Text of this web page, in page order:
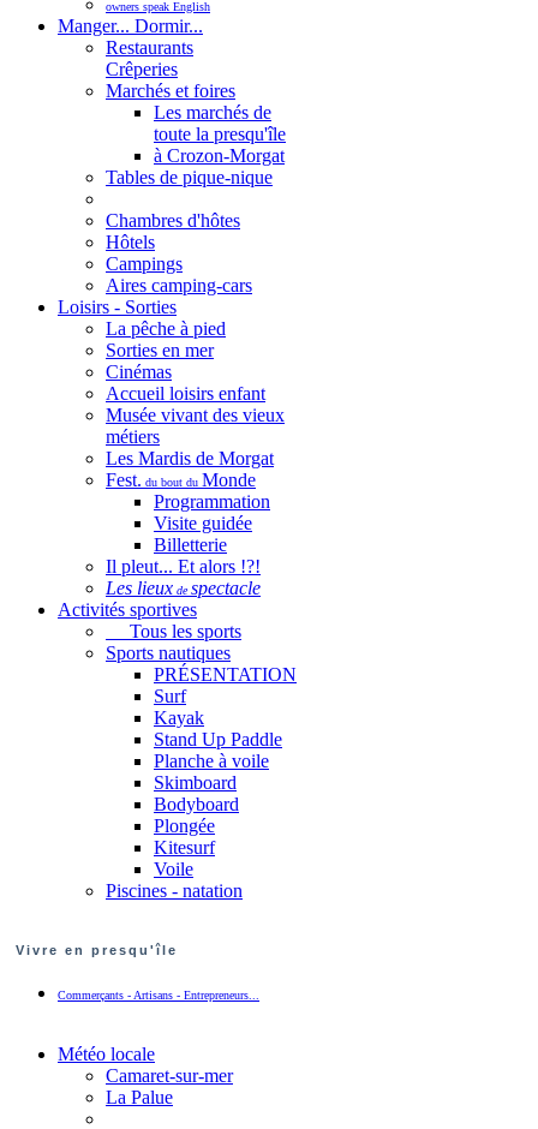
owners speak English
Manger... Dormir...
Restaurants
Crêperies
Marchés et foires
Les marchés de
toute la presqu'île
à Crozon-Morgat
Tables de pique-nique
Chambres d'hôtes
Hôtels
Campings
Aires camping-cars
Loisirs - Sorties
La pêche à pied
Sorties en mer
Cinémas
Accueil loisirs enfant
Musée vivant des vieux
métiers
Les Mardis de Morgat
Fest. du bout du Monde
Programmation
Visite guidée
Billetterie
Il pleut... Et alors !?!
Les lieux despectacle
Activités sportives
Tous les sports
Sports nautiques
PRÉSENTATION
Surf
Kayak
Stand Up Paddle
Planche à voile
Skimboard
Bodyboard
Plongée
Kitesurf
Voile
Piscines - natation
Vivre en presqu'île
Commerçants - Artisans - Entrepreneurs...
Météo locale
Camaret-sur-mer
La Palue